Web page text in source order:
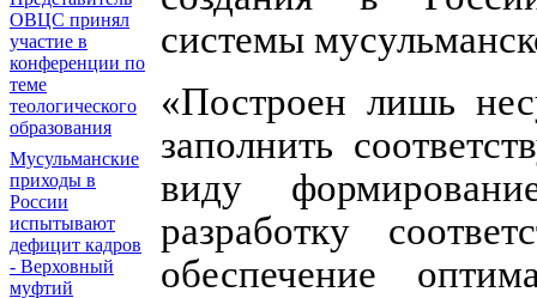
ОВЦС принял
участие в
конференции по
теме
теологического
образования
Мусульманские
приходы в
России
испытывают
дефицит кадров
- Верховный
муфтий
системы
«Построен лишь
заполнить
виду
разработку
обеспечение